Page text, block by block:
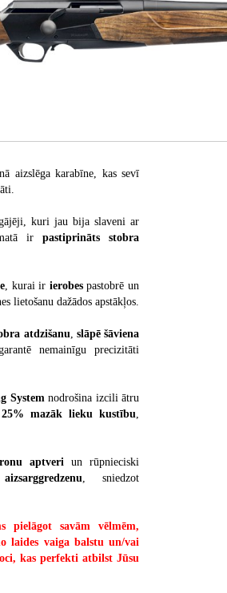
aizslēga karabīne, kas sevī
kuri jau bija slaveni ar
ir pastiprināts stobra
, kurai ir ierobespastobrē un
lietošanu dažādos apstākļos.
atdzišanu
slāpē šāviena
nemainīgu precizitāti
System nodrošina izcili ātru
mazāk lieku kustību
aptveriun rūpnieciski
aizsarggredzenu , sniedzot
pielāgot savām vēlmēm,
laides vaiga balstu un/vai
kas perfekti atbilst Jūsu